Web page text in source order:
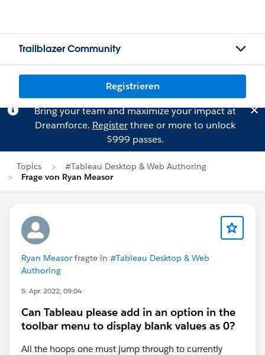
Trailblazer Community
Registrieren
Bring your team and maximize your impact at
Dreamforce. Registerthree or more to unlock
$999 passes.
Topics
#Tableau Desktop & Web Authoring
Frage von Ryan Measor
Ryan Measor fragte in #Tableau Desktop & Web
Authoring
5. Apr. 2022, 09:04
Can Tableau please add in an option in the
toolbar menu to display blank values as 0?
All the hoops one must jump through to currently